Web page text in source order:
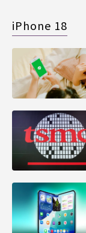
iPhone 18